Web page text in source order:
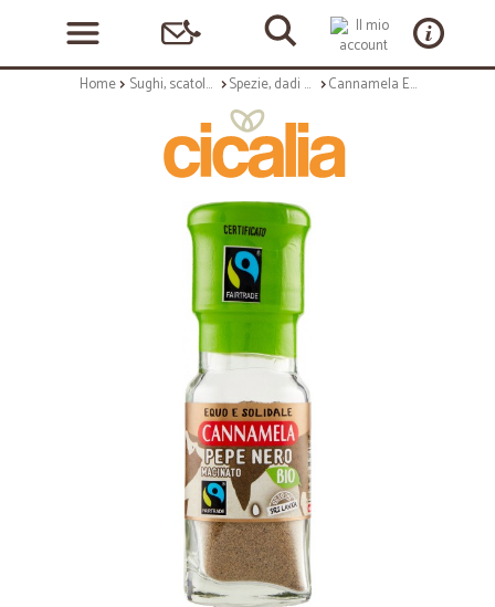
Home Sughi, scatolame e condimenti Spezie, dadi e insaporitori Cannamela Equo e Solidale Pepe Nero Macinato Bio 23 g